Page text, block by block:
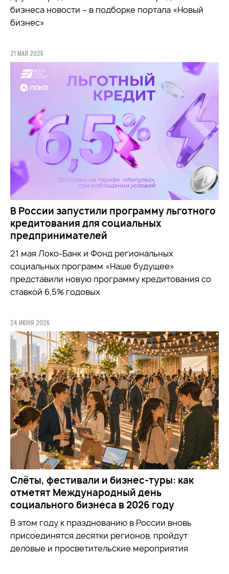
бизнеса новости – в подборке портала «Новый
бизнес»
21 МАЯ 2026
В России запустили программу льготного
кредитования для социальных
предпринимателей
21 мая Локо-Банк и Фонд региональных
социальных программ «Наше будущее»
представили новую программу кредитования со
ставкой 6,5% годовых
24 ИЮНЯ 2026
Слёты, фестивали и бизнес-туры: как
отметят Международный день
социального бизнеса в 2026 году
В этом году к празднованию в России вновь
присоединятся десятки регионов, пройдут
деловые и просветительские мероприятия